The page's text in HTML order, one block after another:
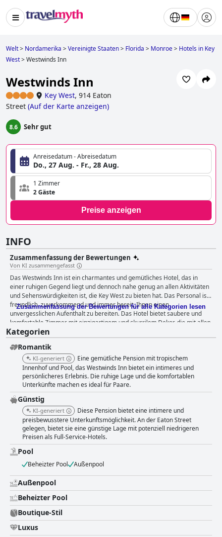
Welt> Nordamerika >Vereinigte Staaten> Florida > Monroe> Hotels in Key
West>Westwinds Inn
Westwinds Inn
Key West, 914 Eaton
Street (Auf der Karte anzeigen)
8.6 Sehr gut
Anreisedatum - Abreisedatum
Do., 27 Aug. - Fr., 28 Aug.
1 Zimmer
2 Gäste
Preise anzeigen
INFO
Zusammenfassung der Bewertungen
Von KI zusammengefasst
Das Westwinds Inn ist ein charmantes und gemütliches Hotel, das in
einer ruhigen Gegend liegt und dennoch nahe genug an allen Aktivitäten
und Sehenswürdigkeiten ist, die Key West zu bieten hat. Das Personal ist
freundlich, zuvorkommend und immer bereit, Ihnen einen
unvergesslichen Aufenthalt zu bereiten. Das Hotel bietet saubere und
komfortable Zimmer mit einzigartigem und skurrilem Dekor, die mit allen
notwendigen Annehmlichkeiten ausgestattet sind, einschließlich
Küchenzeilen in einigen Zimmern. Der Poolbereich ist mit seinen zwei
schönen und gut gepflegten Pools, die von einem schönen tropischen
Garten umgeben sind, ein Highlight der Anlage. Die Gäste schätzen den
Schatten, die vielen Sitzplätze und die versenkbaren Liegestühle. Der
Frühstücksgutschein für die Old Town Bakery ist eine nette Alternative für
diejenigen, die zum Frühstück lieber Backwaren essen. Insgesamt ist das
Westwinds Inn eine gute Wahl für einen erholsamen Urlaub oder einen
Ort zum Ausruhen nach einem Tag der Erkundung von Key West.
Zusammenfassung der Bewertungen für alle Kategorien lesen
Kategorien
Romantik
KI-generiert
Eine gemütliche Pension mit tropischem
Innenhof und Pool, das Westwinds Inn bietet ein intimeres und
persönlicheres Erlebnis. Die ruhige Lage und die komfortablen
Unterkünfte machen es ideal für Paare.
Günstig
KI-generiert
Diese Pension bietet eine intimere und
preisbewusstere Unterkunftsmöglichkeit. An der Eaton Street
gelegen, bietet sie eine günstige Lage mit potenziell niedrigeren
Preisen als Full-Service-Hotels.
Pool
Beheizter Pool Außenpool
Außenpool
Beheizter Pool
Boutique-Stil
Luxus